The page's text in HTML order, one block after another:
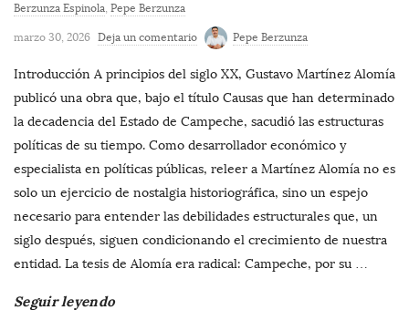
Berzunza Espinola Pepe Berzunza
marzo 30, 2026 Deja un comentario Pepe Berzunza
Introducción A principios del siglo XX, Gustavo Martínez Alomía
publicó una obra que, bajo el título Causas que han determinado
la decadencia del Estado de Campeche, sacudió las estructuras
políticas de su tiempo. Como desarrollador económico y
especialista en políticas públicas, releer a Martínez Alomía no es
solo un ejercicio de nostalgia historiográfica, sino un espejo
necesario para entender las debilidades estructurales que, un
siglo después, siguen condicionando el crecimiento de nuestra
entidad. La tesis de Alomía era radical: Campeche, por su …
Seguir leyendo